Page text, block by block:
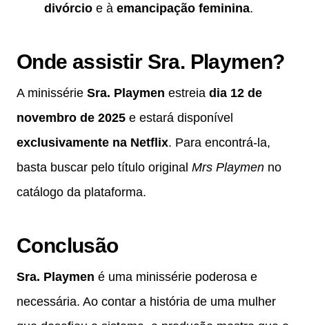
divórcio e à emancipação feminina.
Onde assistir Sra. Playmen?
A minissérie Sra. Playmen estreia dia 12 de
novembro de 2025 e estará disponível
exclusivamente na Netflix. Para encontrá-la,
basta buscar pelo título original Mrs Playmen no
catálogo da plataforma.
Conclusão
Sra. Playmen é uma minissérie poderosa e
necessária. Ao contar a história de uma mulher